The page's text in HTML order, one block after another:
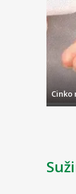
Cinko